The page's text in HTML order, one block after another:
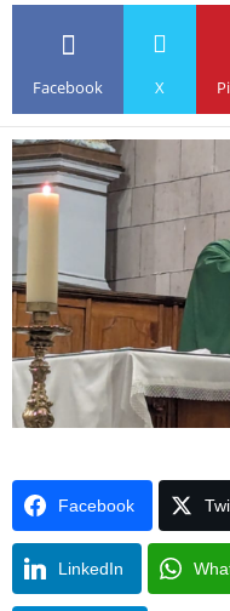
Facebook X
Facebook
LinkedIn